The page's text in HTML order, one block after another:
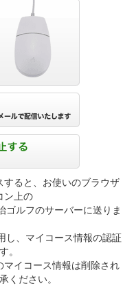
すると、お使いのブラウザ
ン上の
ゴルフのサーバーに送りま
し、マイコース情報の認証
。
イコース情報は削除され
ください。